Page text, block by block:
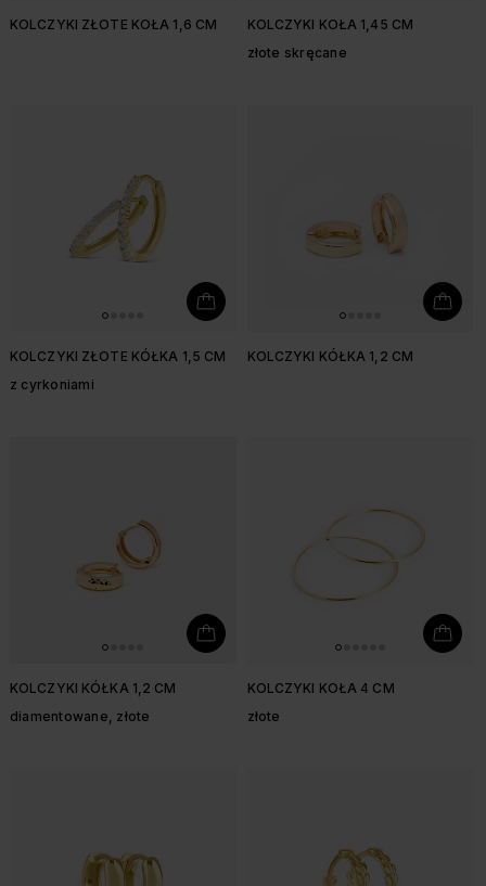
KOLCZYKI ZŁOTE KOŁA 1,6 CM
KOLCZYKI KOŁA 1,45 CM
złote skręcane
KOLCZYKI ZŁOTE KÓŁKA 1,5 CM
z cyrkoniami
KOLCZYKI KÓŁKA 1,2 CM
KOLCZYKI KÓŁKA 1,2 CM
diamentowane, złote
KOLCZYKI KOŁA 4 CM
złote